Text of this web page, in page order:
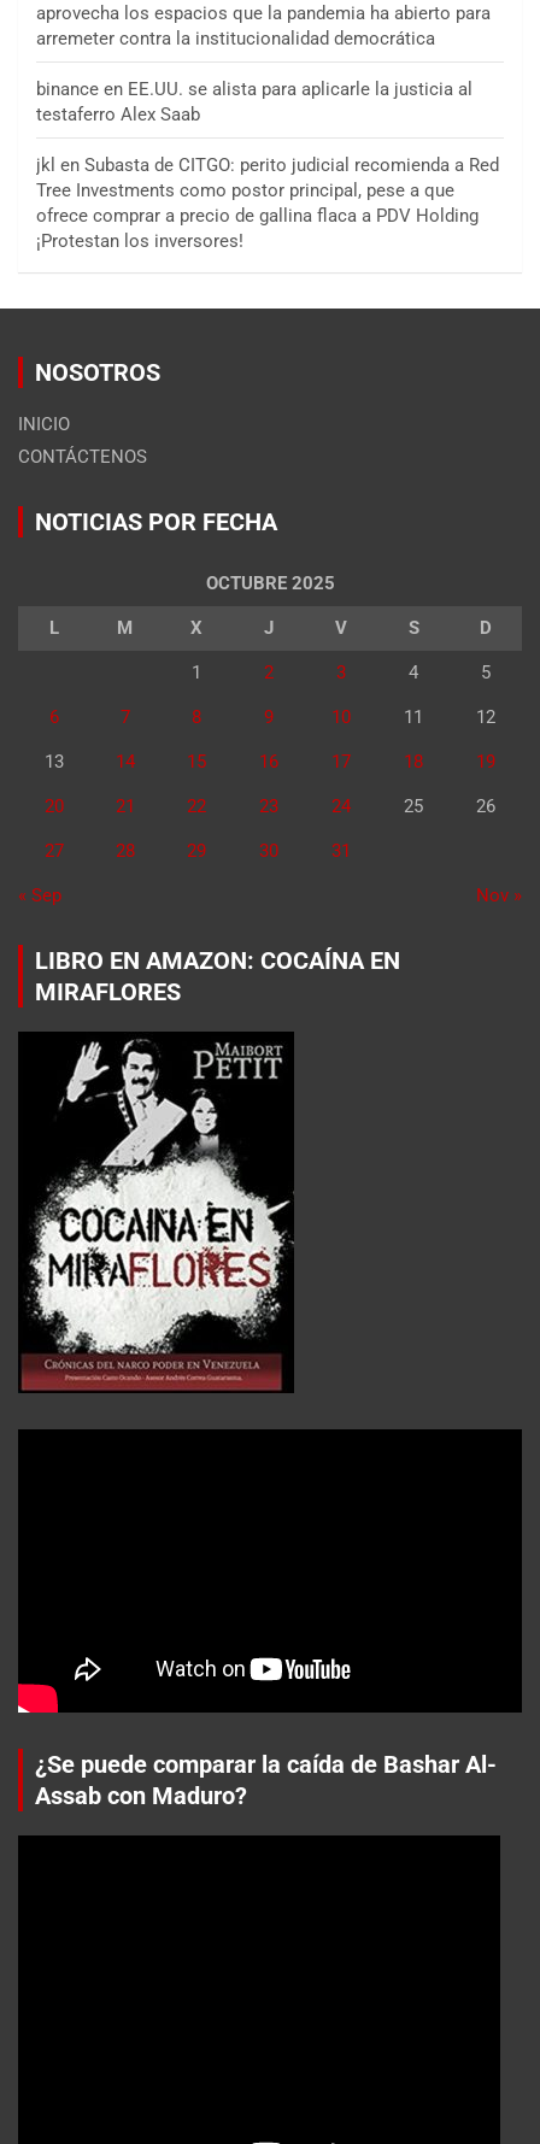
aprovecha los espacios que la pandemia ha abierto para
arremeter contra la institucionalidad democrática
binance en EE.UU. se alista para aplicarle la justicia al
testaferro Alex Saab
jkl en Subasta de CITGO: perito judicial recomienda a Red
Tree Investments como postor principal, pese a que
ofrece comprar a precio de gallina flaca a PDV Holding
¡Protestan los inversores!
NOSOTROS
INICIO
CONTÁCTENOS
NOTICIAS POR FECHA
OCTUBRE 2025
L M X J V S D
1 2 3 4 5
6 7 8 9 10 11 12
13 14 15 16 17 18 19
20 21 22 23 24 25 26
27 28 29 30 31
« Sep Nov »
LIBRO EN AMAZON: COCAÍNA EN
MIRAFLORES
¿Se puede comparar la caída de Bashar Al-
Assab con Maduro?